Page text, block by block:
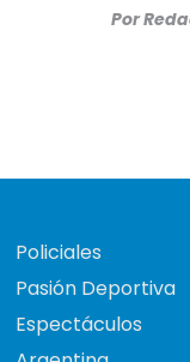
Por
Policiales
Pasión Deportiva
Espectáculos